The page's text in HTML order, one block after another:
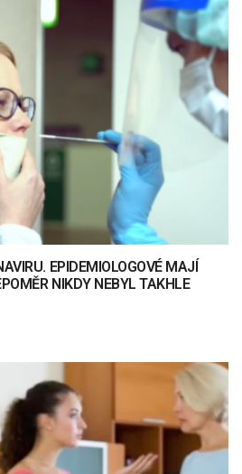
EPIDEMIOLOGOVÉ MAJÍ
NIKDY NEBYL TAKHLE